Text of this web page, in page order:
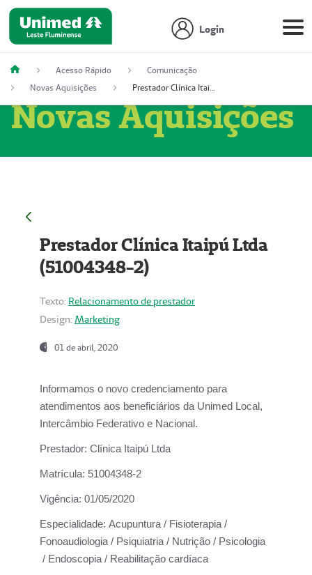
Login
Acesso Rápido
Comunicação
Novas Aquisições
Prestador Clínica Itaipú Ltda (51004348-2)
Novas Aquisições
Prestador Clínica Itaipú Ltda
(51004348-2)
Texto: Relacionamento de prestador
Design: Marketing
01 de abril, 2020
Informamos o novo credenciamento para
atendimentos aos beneficiários da Unimed Local,
Intercâmbio Federativo e Nacional.
Prestador: Clínica Itaipú Ltda
Matrícula: 51004348-2
Vigência: 01/05/2020
Especialidade: Acupuntura / Fisioterapia /
Fonoaudiologia / Psiquiatria / Nutrição / Psicologia
/ Endoscopia / Reabilitação cardíaca